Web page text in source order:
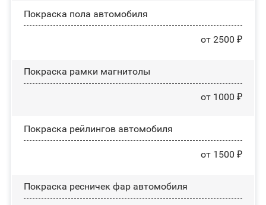
Покраска пола автомобиля
от 2500 ₽
Покраска рамки магнитолы
от 1000 ₽
Покраска рейлингов автомобиля
от 1500 ₽
Покраска ресничек фар автомобиля